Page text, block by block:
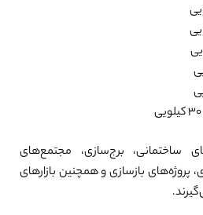
ساختمانی، برج‌سازی، مجتمع‌های
پروژه‌های بازسازی و همچنین بازارهای